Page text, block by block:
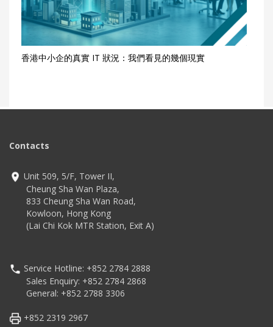
香港中小企的真實 IT 狀況：我們看見的幾個現實
Contacts
Unit 509, 5/F, Tower II,
Cheung Sha Wan Plaza,
833 Cheung Sha Wan Road,
Kowloon, Hong Kong
(Lai Chi Kok MTR Station, Exit A)
Service Hotline: +852 2784 2888
Sales Enquiry: +852 2784 2868
General: +852 2788 3306
+852 2319 2967